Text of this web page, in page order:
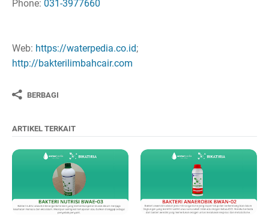
Phone: 031-3977660
Web: https://waterpedia.co.id;
http://bakterilimbahcair.com
BERBAGI
ARTIKEL TERKAIT